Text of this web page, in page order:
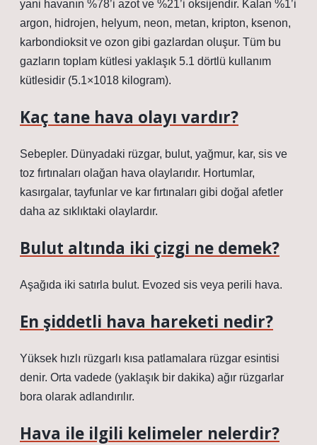
yani havanın %78’i azot ve %21’i oksijendir. Kalan %1’i
argon, hidrojen, helyum, neon, metan, kripton, ksenon,
karbondioksit ve ozon gibi gazlardan oluşur. Tüm bu
gazların toplam kütlesi yaklaşık 5.1 dörtlü kullanım
kütlesidir (5.1×1018 kilogram).
Kaç tane hava olayı vardır?
Sebepler. Dünyadaki rüzgar, bulut, yağmur, kar, sis ve
toz fırtınaları olağan hava olaylarıdır. Hortumlar,
kasırgalar, tayfunlar ve kar fırtınaları gibi doğal afetler
daha az sıklıktaki olaylardır.
Bulut altında iki çizgi ne demek?
Aşağıda iki satırla bulut. Evozed sis veya perili hava.
En şiddetli hava hareketi nedir?
Yüksek hızlı rüzgarlı kısa patlamalara rüzgar esintisi
denir. Orta vadede (yaklaşık bir dakika) ağır rüzgarlar
bora olarak adlandırılır.
Hava ile ilgili kelimeler nelerdir?